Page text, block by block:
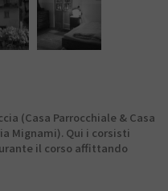
(Casa Parrocchiale & Casa
Mignami). Qui i corsisti
il corso affittando